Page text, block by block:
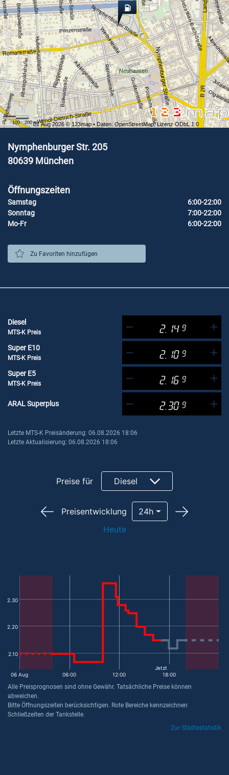
Neuhausen
B 2R
Nymphenburger Straße
Romanstraße
Wendl-Dietrich-Straße
Fuetererstraße
Johann-Sebastian-Bach-Straße
Winthirstraße
Pötschnerstraße
Gudrunstraße
Aiblingerstraße
Hubertusstraße
Rheingoldstraße Flüggenstraße
Nymphenburger Straße
Bernabeistraße Prinzenstraße
Bolivarstraße Renatastraße
Veilchenweg
0 100 200 m
01 Aug 2026 ©123map• Daten:OpenStreetMap,Lizenz ODbL 1.0
Nymphenburger Str. 205
80639 München
Öffnungszeiten
Samstag
6:00-22:00
Sonntag
7:00-22:00
Mo-Fr
6:00-22:00
Zu Favoriten hinzufügen
Diesel
MTS-K Preis 2.14 9
Super E10
MTS-K Preis 2.10 9
Super E5
MTS-K Preis 2.16 9
ARAL Superplus 2.30 9
Letzte MTS-K Preisänderung: 06.08.2026 18:06
Letzte Aktualisierung: 06.08.2026 18:06
Preise für Diesel
Preisentwicklung
24h
Heute
2.10
2.20
2.30
06 Aug 06:00 12:00 18:00
Jetzt
Alle Preisprognosen sind ohne Gewähr. Tatsächliche Preise können
abweichen.
Bitte Öffnungszeiten berücksichtigen. Rote Bereiche kennzeichnen
Schließzeiten der Tankstelle.
Zur Städtestatistik